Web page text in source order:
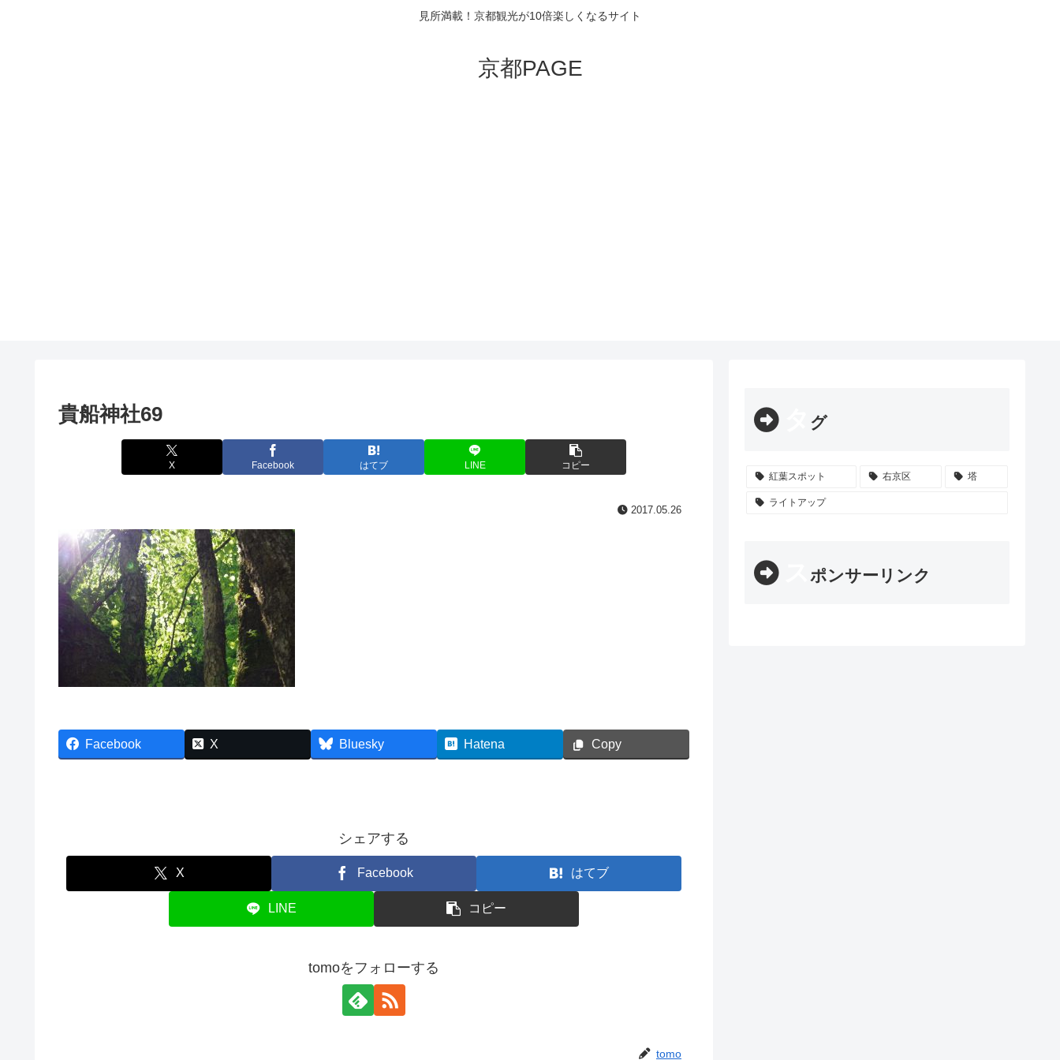
見所満載！京都観光が10倍楽しくなるサイト
京都PAGE
貴船神社69
X Facebook はてブ LINE コピー
2017.05.26
Facebook X Bluesky Hatena Copy
シェアする
X Facebook はてブ
LINE コピー
tomoをフォローする
tomo
グ
紅葉スポット 右京区 塔
ライトアップ
ポンサーリンク